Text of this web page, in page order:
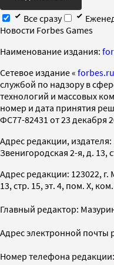
Все сразу
Новости Forbes Games
Наименование издания:
Cетевое издание « forbes.ru
службой по надзору в
технологий и массовых
номер и дата принятия
ФС77-82431 от 23 декабря
Адрес редакции, издателя:
Звенигородская 2-я, д. 13,
Адрес редакции: 123022, г.
13, стр. 15, эт. 4, пом. X, ком.
Главный редактор:
Адрес электронной почты
Номер телефона редакции: